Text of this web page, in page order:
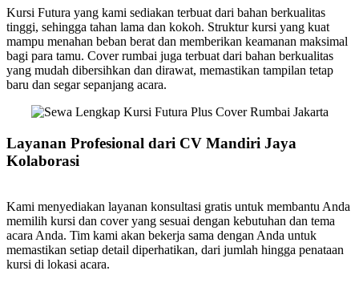
Kursi Futura yang kami sediakan terbuat dari bahan berkualitas
tinggi, sehingga tahan lama dan kokoh. Struktur kursi yang kuat
mampu menahan beban berat dan memberikan keamanan maksimal
bagi para tamu. Cover rumbai juga terbuat dari bahan berkualitas
yang mudah dibersihkan dan dirawat, memastikan tampilan tetap
baru dan segar sepanjang acara.
Layanan Profesional dari CV Mandiri Jaya
Kolaborasi
Kami menyediakan layanan konsultasi gratis untuk membantu Anda
memilih kursi dan cover yang sesuai dengan kebutuhan dan tema
acara Anda. Tim kami akan bekerja sama dengan Anda untuk
memastikan setiap detail diperhatikan, dari jumlah hingga penataan
kursi di lokasi acara.